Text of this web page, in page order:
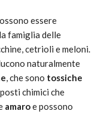
essere
famiglia delle
cetrioli e meloni.
naturalmente
, che sono tossiche
chimici che
amaroe possono